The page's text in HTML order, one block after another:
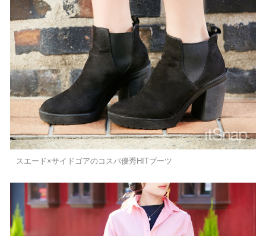
スエード×サイドゴアのコスパ優秀HITブーツ